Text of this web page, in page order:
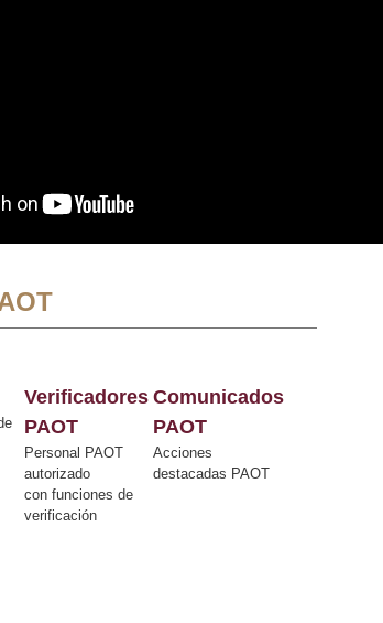
Verificadores
PAOT
Personal PAOT
autorizado
con funciones de
verificación
Comunicados
PAOT
Acciones
destacadas PAOT